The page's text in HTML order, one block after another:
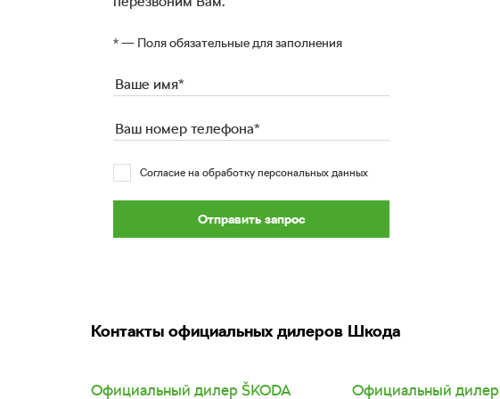
* — Поля обязательные для заполнения
Согласие на обработку персональных данных
Отправить запрос
Контакты официальных дилеров Шкода
Официальный дилер SKODA Официальный дилер